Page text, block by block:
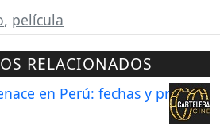
, película
RELACIONADOS